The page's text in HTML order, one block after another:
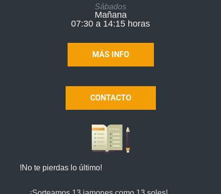
Sábados
Mañana
07:30 a 14:15 horas
MÁS INFO
CONTACTO
!No te pierdas lo último!